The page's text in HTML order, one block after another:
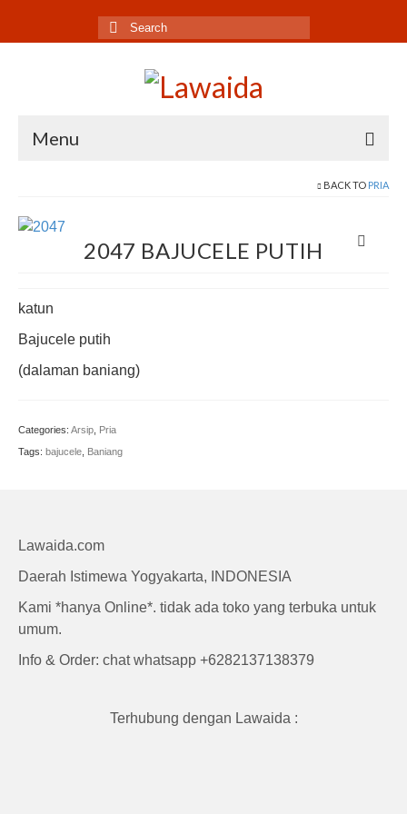
Search
for:
Menu
Produk
Koleksi
Jurnal
Tentang
BACK TO PRIA
2047 BAJUCELE PUTIH
katun
Bajucele putih
(dalaman baniang)
Categories: Arsip Pria
Tags: bajucele Baniang
Lawaida.com
Daerah Istimewa Yogyakarta, INDONESIA
Kami *hanya Online*. tidak ada toko yang terbuka untuk
umum.
Info & Order: chat whatsapp +6282137138379
Terhubung dengan Lawaida :